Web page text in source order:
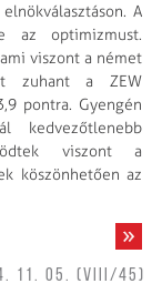
A
az optimizmust.
viszont a német
zuhant a ZEW
pontra. Gyengén
kedvezőtlenebb
viszont a
köszönhetően az
11. 05. (VIII/45)